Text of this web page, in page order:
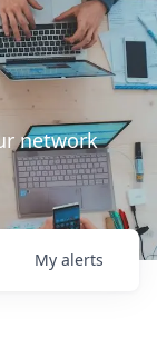
network
My alerts